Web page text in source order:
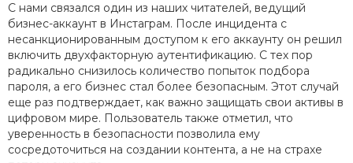
С нами связался один из наших читателей, ведущий
бизнес-аккаунт в Инстаграм. После инцидента с
несанкционированным доступом к его аккаунту он решил
включить двухфакторную аутентификацию. С тех пор
радикально снизилось количество попыток подбора
пароля, а его бизнес стал более безопасным. Этот случай
еще раз подтверждает, как важно защищать свои активы в
цифровом мире. Пользователь также отметил, что
уверенность в безопасности позволила ему
сосредоточиться на создании контента, а не на страхе